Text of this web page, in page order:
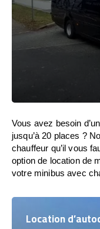
Vous avez besoin
jusqu’à 20 places ?
chauffeur qu’il vous
option de location de
votre minibus avec
Location